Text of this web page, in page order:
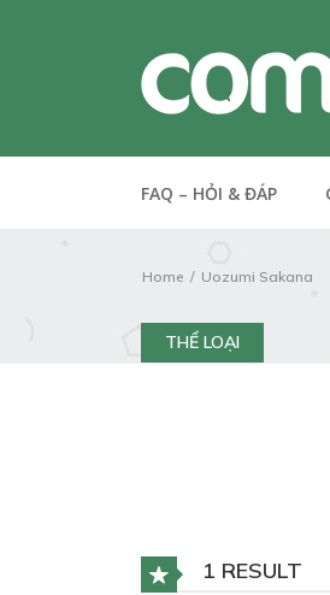
FAQ – HỎI & ĐÁP
Home Uozumi Sakana
THỂ LOẠI
1 RESULT